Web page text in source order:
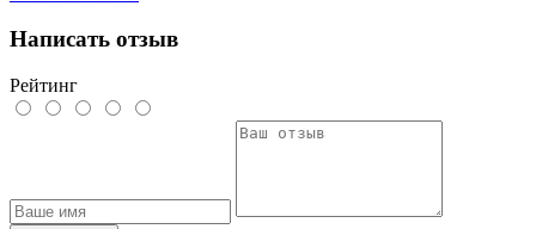
Написать отзыв
Рейтинг